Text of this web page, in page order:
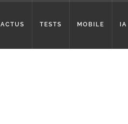
ACTUS TESTS MOBILE IA